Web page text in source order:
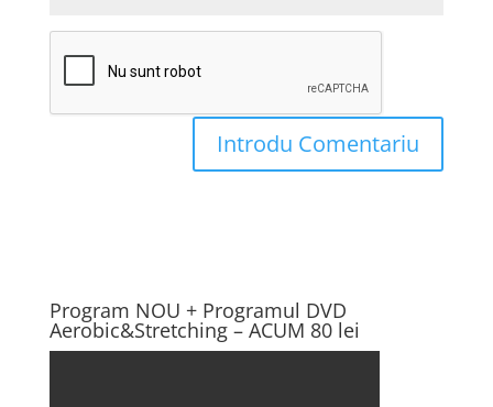
Program NOU + Programul DVD
Aerobic&Stretching – ACUM 80 lei